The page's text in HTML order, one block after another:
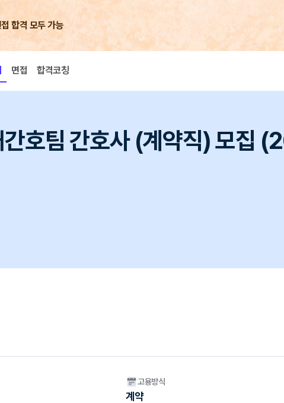
접 합격 모두 가능
면접 합격코칭
간호팀 간호사 (계약직) 모집
고용방식
계약